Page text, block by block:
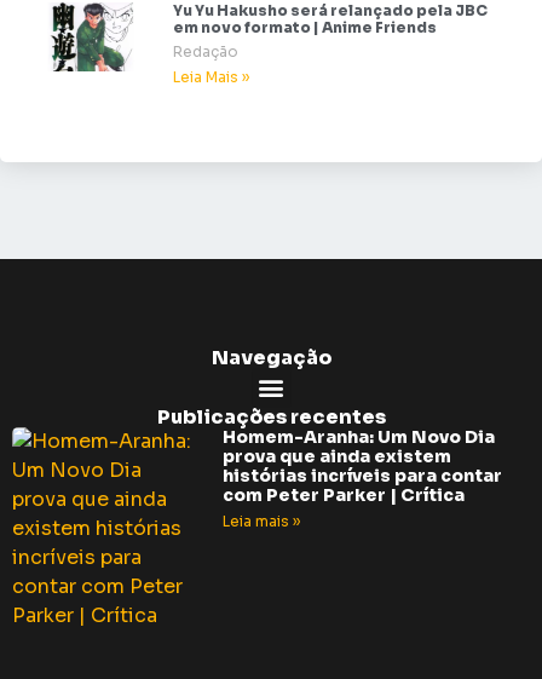
Yu Yu Hakusho será relançado pela JBC
em novo formato | Anime Friends
Redação
Leia Mais »
Navegação
Publicações recentes
Homem-Aranha: Um Novo Dia
prova que ainda existem
histórias incríveis para contar
com Peter Parker | Crítica
Leia mais »